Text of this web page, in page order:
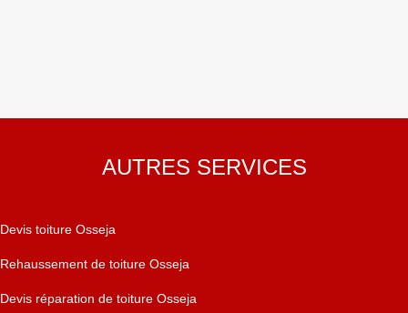
AUTRES SERVICES
Devis toiture Osseja
Rehaussement de toiture Osseja
Devis réparation de toiture Osseja